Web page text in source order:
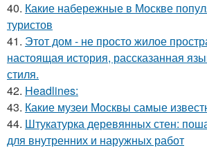
40. Какие набережные в Москве
туристов
41. Этот дом - не просто жилое
настоящая история, рассказанная
стиля.
42. Headlines:
43. Какие музеи Москвы самые
44. Штукатурка деревянных стен:
для внутренних и наружных работ